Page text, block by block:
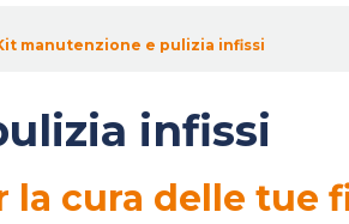
manutenzione e pulizia infissi
infissi
cura delle tue